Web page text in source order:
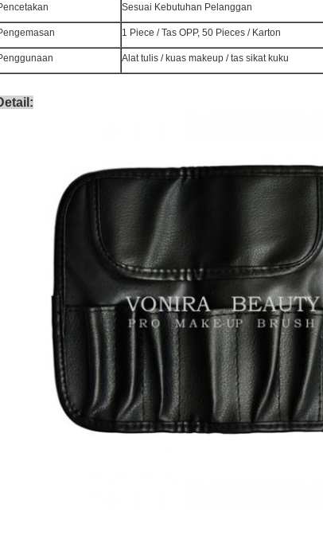
Sesuai Kebutuhan Pelanggan
1 Piece / Tas OPP, 50 Pieces / Karton
Alat tulis / kuas makeup / tas sikat kuku